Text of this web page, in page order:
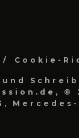
Cookie-
©